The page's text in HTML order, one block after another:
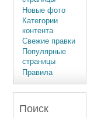
Новые фото
Категории
контента
Свежие правки
Популярные
страницы
Правила
Поиск